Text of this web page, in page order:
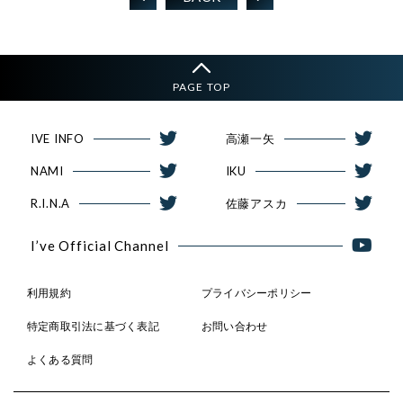
PAGE TOP
IVE INFO 高瀬一矢
NAMI IKU
R.I.N.A 佐藤アスカ
I’ve Official Channel
利用規約 プライバシーポリシー
特定商取引法に基づく表記 お問い合わせ
よくある質問